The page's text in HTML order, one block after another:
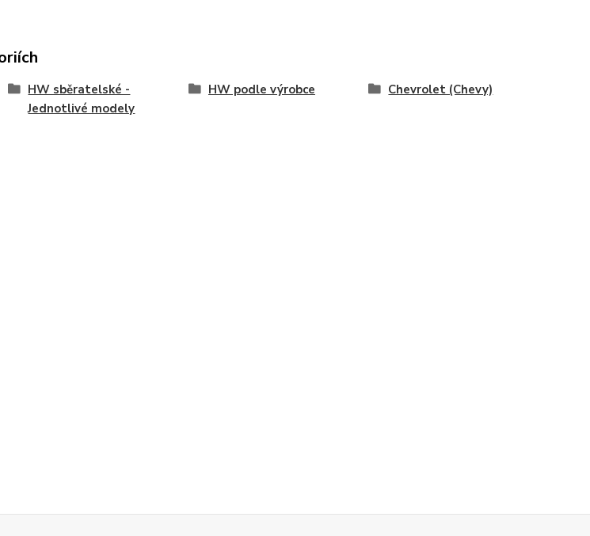
HW sběratelské -
Jednotlivé modely
HW podle výrobce Chevrolet (Chevy)